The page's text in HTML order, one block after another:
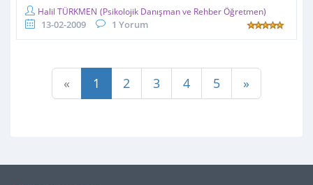
Halil TÜRKMEN (Psikolojik Danışman ve Rehber Öğretmen)
13-02-2009 1 Yorum
« 1 2 3 4 5 »